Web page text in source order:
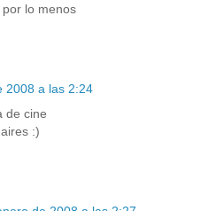
lo menos
2008 a las 2:24
de cine
:)